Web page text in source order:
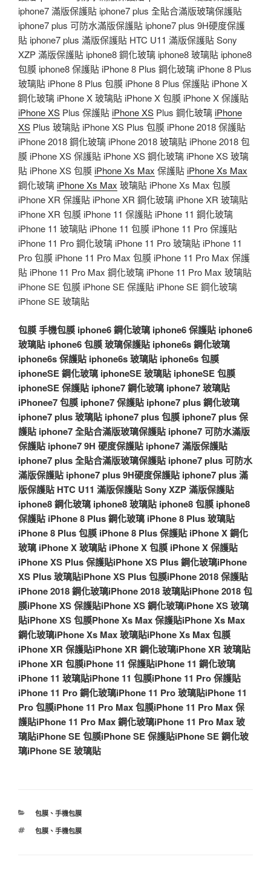
iphone7 滿版保護貼 iphone7 plus 全貼合滿版玻璃保護貼
iphone7 plus 可防水滿版保護貼 iphone7 plus 9H硬度保護
貼 iphone7 plus 滿版保護貼 HTC U11 滿版保護貼 Sony
XZP 滿版保護貼 iphone8 鋼化玻璃 iphone8 玻璃貼 iphone8
包膜 iphone8 保護貼 iPhone 8 Plus 鋼化玻璃 iPhone 8 Plus
玻璃貼 iPhone 8 Plus 包膜 iPhone 8 Plus 保護貼 iPhone X
鋼化玻璃 iPhone X 玻璃貼 iPhone X 包膜 iPhone X 保護貼
iPhone XS Plus 保護貼iPhone XS Plus 鋼化玻璃iPhone
XS Plus 玻璃貼 iPhone XS Plus 包膜 iPhone 2018 保護貼
iPhone 2018 鋼化玻璃 iPhone 2018 玻璃貼 iPhone 2018 包
膜 iPhone XS 保護貼 iPhone XS 鋼化玻璃 iPhone XS 玻璃
貼 iPhone XS 包膜iPhone Xs Max 保護貼iPhone Xs Max
鋼化玻璃iPhone Xs Max 玻璃貼 iPhone Xs Max 包膜
iPhone XR 保護貼 iPhone XR 鋼化玻璃 iPhone XR 玻璃貼
iPhone XR 包膜 iPhone 11 保護貼 iPhone 11 鋼化玻璃
iPhone 11 玻璃貼 iPhone 11 包膜 iPhone 11 Pro 保護貼
iPhone 11 Pro 鋼化玻璃 iPhone 11 Pro 玻璃貼 iPhone 11
Pro 包膜 iPhone 11 Pro Max 包膜 iPhone 11 Pro Max 保護
貼 iPhone 11 Pro Max 鋼化玻璃 iPhone 11 Pro Max 玻璃貼
iPhone SE 包膜 iPhone SE 保護貼 iPhone SE 鋼化玻璃
iPhone SE 玻璃貼
包膜手機包膜 iphone6 鋼化玻璃 iphone6 保護貼 iphone6
玻璃貼 iphone6 包膜玻璃保護貼 iphone6s 鋼化玻璃
iphone6s 保護貼 iphone6s 玻璃貼 iphone6s 包膜
iphoneSE 鋼化玻璃 iphoneSE 玻璃貼 iphoneSE 包膜
iphoneSE 保護貼 iphone7 鋼化玻璃 iphone7 玻璃貼
iPhonee7 包膜 iphone7 保護貼 iphone7 plus 鋼化玻璃
iphone7 plus 玻璃貼 iphone7 plus 包膜 iphone7 plus 保
護貼 iphone7 全貼合滿版玻璃保護貼 iphone7 可防水滿版
保護貼 iphone7 9H 硬度保護貼 iphone7 滿版保護貼
iphone7 plus 全貼合滿版玻璃保護貼 iphone7 plus 可防水
滿版保護貼 iphone7 plus 9H硬度保護貼 iphone7 plus 滿
版保護貼 HTC U11 滿版保護貼Sony XZP 滿版保護貼
iphone8 鋼化玻璃 iphone8 玻璃貼 iphone8 包膜 iphone8
保護貼 iPhone 8 Plus 鋼化玻璃 iPhone 8 Plus 玻璃貼
iPhone 8 Plus 包膜 iPhone 8 Plus 保護貼 iPhone X 鋼化
玻璃 iPhone X 玻璃貼 iPhone X 包膜 iPhone X 保護貼
iPhone XS Plus 保護貼iPhone XS Plus 鋼化玻璃iPhone
XS Plus 玻璃貼iPhone XS Plus 包膜iPhone 2018 保護貼
iPhone 2018 鋼化玻璃iPhone 2018 玻璃貼iPhone 2018 包
膜iPhone XS 保護貼iPhone XS 鋼化玻璃iPhone XS 玻璃
貼iPhone XS 包膜Phone Xs Max 保護貼iPhone Xs Max
鋼化玻璃iPhone Xs Max 玻璃貼iPhone Xs Max 包膜
iPhone XR 保護貼iPhone XR 鋼化玻璃iPhone XR 玻璃貼
iPhone XR 包膜iPhone 11 保護貼iPhone 11 鋼化玻璃
iPhone 11 玻璃貼iPhone 11 包膜iPhone 11 Pro 保護貼
iPhone 11 Pro 鋼化玻璃iPhone 11 Pro 玻璃貼iPhone 11
Pro 包膜iPhone 11 Pro Max 包膜iPhone 11 Pro Max 保
護貼iPhone 11 Pro Max 鋼化玻璃iPhone 11 Pro Max 玻
璃貼iPhone SE 包膜iPhone SE 保護貼iPhone SE 鋼化玻
璃iPhone SE 玻璃貼
分
包膜、 手機包膜
標
包膜、 手機包膜